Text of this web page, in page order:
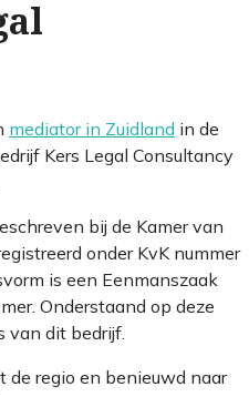
mediator in Zuidland in de
Kers Legal Consultancy
bij de Kamer van
onder KvK nummer
is een Eenmanszaak
Onderstaand op deze
van dit bedrijf.
de regio en benieuwd naar